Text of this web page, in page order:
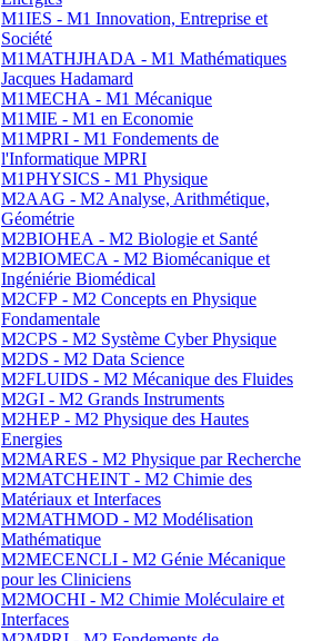
M1IES - M1 Innovation, Entreprise et
Société
M1MATHJHADA - M1 Mathématiques
Jacques Hadamard
M1MECHA - M1 Mécanique
M1MIE - M1 en Economie
M1MPRI - M1 Fondements de
l'Informatique MPRI
M1PHYSICS - M1 Physique
M2AAG - M2 Analyse, Arithmétique,
Géométrie
M2BIOHEA - M2 Biologie et Santé
M2BIOMECA - M2 Biomécanique et
Ingéniérie Biomédical
M2CFP - M2 Concepts en Physique
Fondamentale
M2CPS - M2 Système Cyber Physique
M2DS - M2 Data Science
M2FLUIDS - M2 Mécanique des Fluides
M2GI - M2 Grands Instruments
M2HEP - M2 Physique des Hautes
Energies
M2MARES - M2 Physique par Recherche
M2MATCHEINT - M2 Chimie des
Matériaux et Interfaces
M2MATHMOD - M2 Modélisation
Mathématique
M2MECENCLI - M2 Génie Mécanique
pour les Cliniciens
M2MOCHI - M2 Chimie Moléculaire et
Interfaces